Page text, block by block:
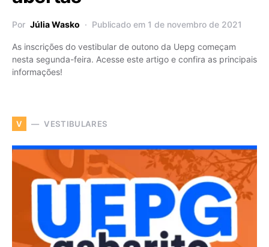
Por Júlia Wasko Publicado em 1 de novembro de 2021
As inscrições do vestibular de outono da Uepg começam
nesta segunda-feira. Acesse este artigo e confira as principais
informações!
V VESTIBULARES